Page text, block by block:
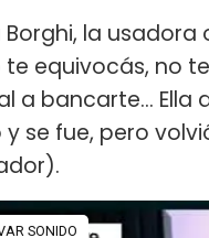
Borghi, la usadora
equivocás, no
a bancarte... Ella
se fue, pero